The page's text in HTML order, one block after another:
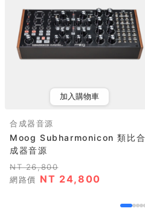
加入購物車
合成器音源
Moog Subharmonicon 類比合
成器音源
NT 26,800
網路價 NT 24,800